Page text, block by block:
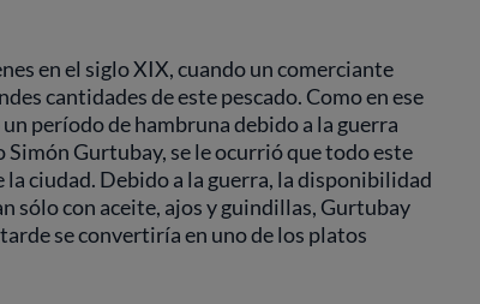
en el siglo XIX, cuando un comerciante
cantidades de este pescado. Como en ese
período de hambruna debido a la guerra
Gurtubay, se le ocurrió que todo este
ciudad. Debido a la guerra, la disponibilidad
sólo con aceite, ajos y guindillas, Gurtubay
se convertiría en uno de los platos